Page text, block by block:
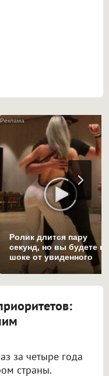
Ролик длится пару
секунд, но вы будете в
шоке от увиденного
за четыре года
страны.